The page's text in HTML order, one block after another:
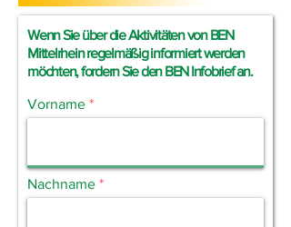
Wenn Sie über die Aktivitäten von BEN
Mittelrhein regelmäßig informiert werden
möchten, fordernSieden BEN Infobrief an.
Vorname
Nachname